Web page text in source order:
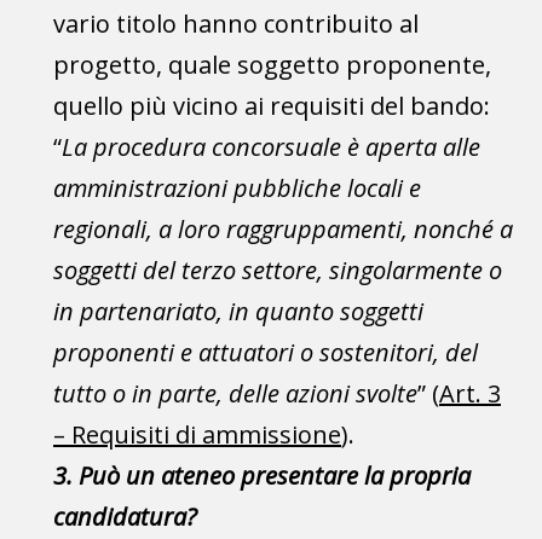
vario titolo hanno contribuito al
progetto, quale soggetto proponente,
quello più vicino ai requisiti del bando:
“La procedura concorsuale è aperta alle
amministrazioni pubbliche locali e
regionali, a loro raggruppamenti, nonché a
soggetti del terzo settore, singolarmente o
in partenariato, in quanto soggetti
proponenti e attuatori o sostenitori, del
tutto o in parte, delle azioni svolte” (Art. 3
– Requisiti di ammissione).
3. Può un ateneo presentare la propria
candidatura?